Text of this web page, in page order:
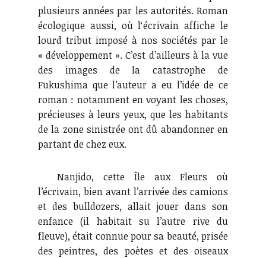
plusieurs années par les autorités. Roman
écologique aussi, où l‘écrivain affiche le
lourd tribut imposé à nos sociétés par le
« développement ». C’est d’ailleurs à la vue
des images de la catastrophe de
Fukushima que l’auteur a eu l’idée de ce
roman : notamment en voyant les choses,
précieuses à leurs yeux, que les habitants
de la zone sinistrée ont dû abandonner en
partant de chez eux.
Nanjido, cette Île aux Fleurs où
l’écrivain, bien avant l’arrivée des camions
et des bulldozers, allait jouer dans son
enfance (il habitait su l’autre rive du
fleuve), était connue pour sa beauté, prisée
des peintres, des poètes et des oiseaux